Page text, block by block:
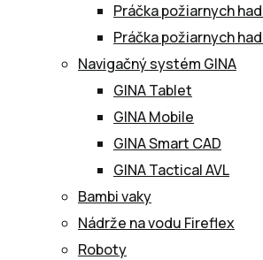
Práčka požiarnych
Práčka požiarnych
Navigačný systém GINA
GINA Tablet
GINA Mobile
GINA Smart CAD
GINA Tactical AVL
Bambi vaky
Nádrže na vodu Fireflex
Roboty